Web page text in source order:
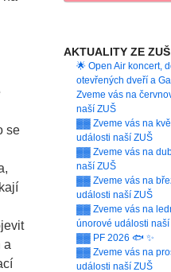
se
a
AKTUALITY ZE ZUŠ
🌟 Open Air koncert,
otevřených dveří a
Zveme vás na
naší ZUŠ
▓▓ Zveme vás na
události naší ZUŠ
▓▓ Zveme vás na
naší ZUŠ
▓▓ Zveme vás na
události naší ZUŠ
▓▓ Zveme vás na
únorové události naší
▓▓ PF 2026 🐟 ✨
▓▓ Zveme vás na
události naší ZUŠ